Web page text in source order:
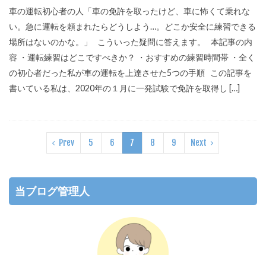
車の運転初心者の人「車の免許を取ったけど、車に怖くて乗れな
い。急に運転を頼まれたらどうしよう…。どこか安全に練習できる
場所はないのかな。」 こういった疑問に答えます。 本記事の内
容 ・運転練習はどこですべきか？ ・おすすめの練習時間帯 ・全く
の初心者だった私が車の運転を上達させた5つの手順 この記事を
書いている私は、2020年の１月に一発試験で免許を取得し […]
Prev 5 6 7 8 9 Next
当ブログ管理人